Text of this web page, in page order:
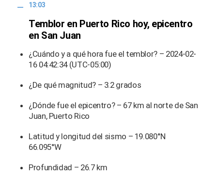
13:03
Temblor en Puerto Rico hoy, epicentro
en San Juan
¿Cuándo y a qué hora fue el temblor? – 2024-02-
16 04:42:34 (UTC-05:00)
¿De qué magnitud? – 3.2 grados
¿Dónde fue el epicentro? – 67 km al norte de San
Juan, Puerto Rico
Latitud y longitud del sismo – 19.080°N
66.095°W
Profundidad – 26.7 km